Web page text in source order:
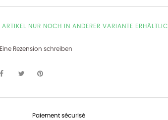
ARTIKEL NUR NOCH IN ANDERER VARIANTE
Eine Rezension schreiben
Paiement sécurisé